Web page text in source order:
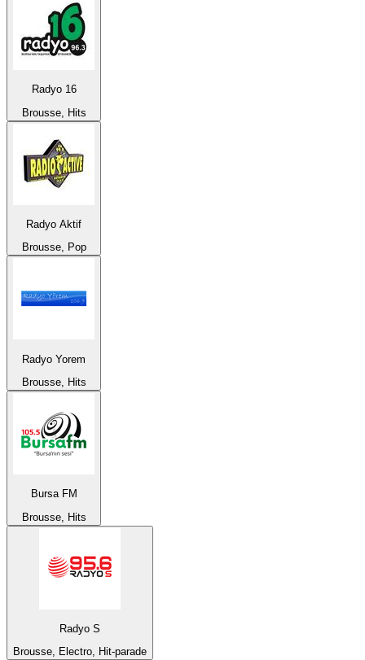
Radyo 16
Brousse, Hits
Radyo Aktif
Brousse, Pop
Radyo Yorem
Brousse, Hits
Bursa FM
Brousse, Hits
Radyo S
Brousse, Electro, Hit-parade